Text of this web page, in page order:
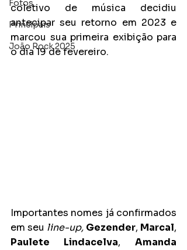
Fotos
Principais
João Rock 2025
coletivo de música decidiu
antecipar seu retorno em 2023 e
marcou sua primeira exibição para
o dia 19 de fevereiro.
Importantes nomes já confirmados
em seu line-up, Gezender, Marcal
Paulete Lindacelva, Amanda